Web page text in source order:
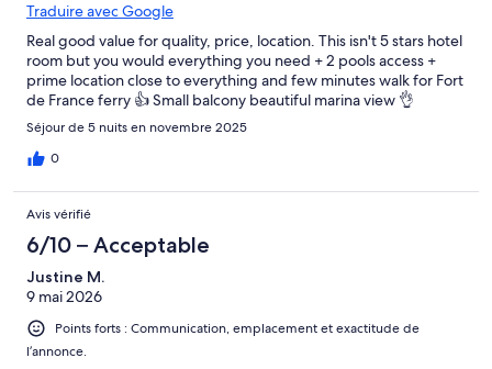
Traduire avec Google
Real good value for quality, price, location. This isn't 5 stars hotel
room but you would everything you need + 2 pools access +
prime location close to everything and few minutes walk for Fort
de France ferry 👍 Small balcony beautiful marina view 👌
Séjour de 5 nuits en novembre 2025
0
Avis vérifié
6/10 – Acceptable
Justine M.
9 mai 2026
Points forts : Communication, emplacement et exactitude de
l’annonce.